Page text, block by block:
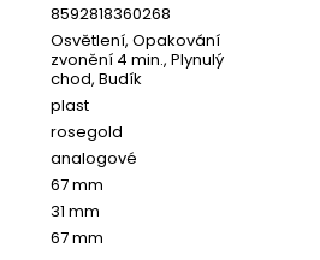
8592818360268
Osvětlení, Opakování
zvonění 4 min., Plynulý
chod, Budík
plast
rosegold
analogové
67 mm
31 mm
67 mm